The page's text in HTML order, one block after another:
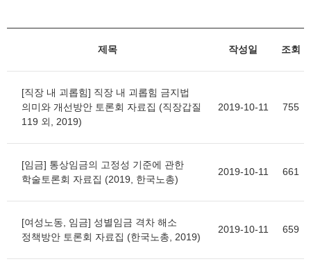
제목 작성일 조회
[직장 내 괴롭힘] 직장 내 괴롭힘 금지법
의미와 개선방안 토론회 자료집 (직장갑질
119 외, 2019)
2019-10-11 755
[임금] 통상임금의 고정성 기준에 관한
학술토론회 자료집 (2019, 한국노총)
2019-10-11 661
[여성노동, 임금] 성별임금 격차 해소
정책방안 토론회 자료집 (한국노총, 2019)
2019-10-11 659